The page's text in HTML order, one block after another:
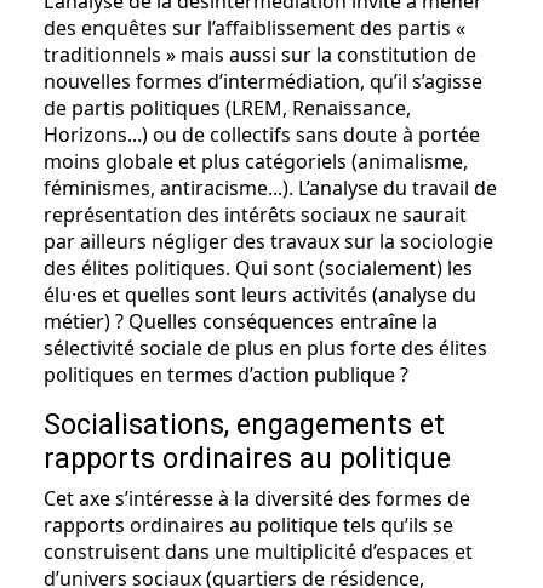
des enquêtes sur l’affaiblissement des partis «
traditionnels » mais aussi sur la constitution de
nouvelles formes d’intermédiation, qu’il s’agisse
de partis politiques (LREM, Renaissance,
Horizons...) ou de collectifs sans doute à portée
moins globale et plus catégoriels (animalisme,
féminismes, antiracisme...). L’analyse du travail de
représentation des intérêts sociaux ne saurait
par ailleurs négliger des travaux sur la sociologie
des élites politiques. Qui sont (socialement) les
élu·es et quelles sont leurs activités (analyse du
métier) ? Quelles conséquences entraîne la
sélectivité sociale de plus en plus forte des élites
politiques en termes d’action publique ?
Socialisations, engagements et
rapports ordinaires au politique
Cet axe s’intéresse à la diversité des formes de
rapports ordinaires au politique tels qu’ils se
construisent dans une multiplicité d’espaces et
d’univers sociaux (quartiers de résidence,